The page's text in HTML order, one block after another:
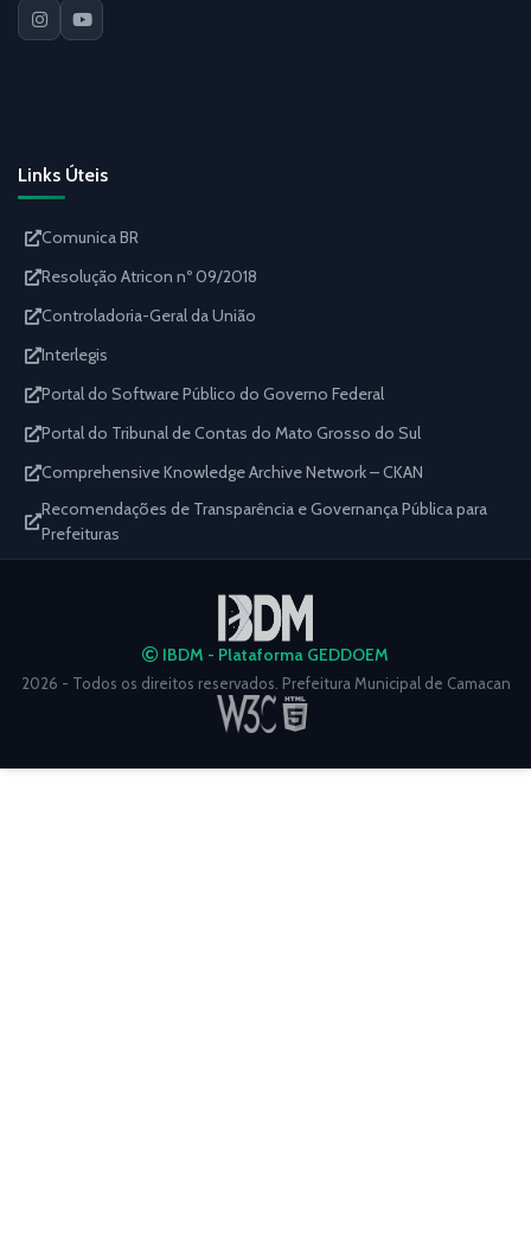
Links Úteis
Comunica BR
Resolução Atricon nº 09/2018
Controladoria-Geral da União
Interlegis
Portal do Software Público do Governo Federal
Portal do Tribunal de Contas do Mato Grosso do Sul
Comprehensive Knowledge Archive Network – CKAN
Recomendações de Transparência e Governança Pública para
Prefeituras
IBDM - Plataforma GEDDOEM
2026 - Todos os direitos reservados. Prefeitura Municipal de Camacan